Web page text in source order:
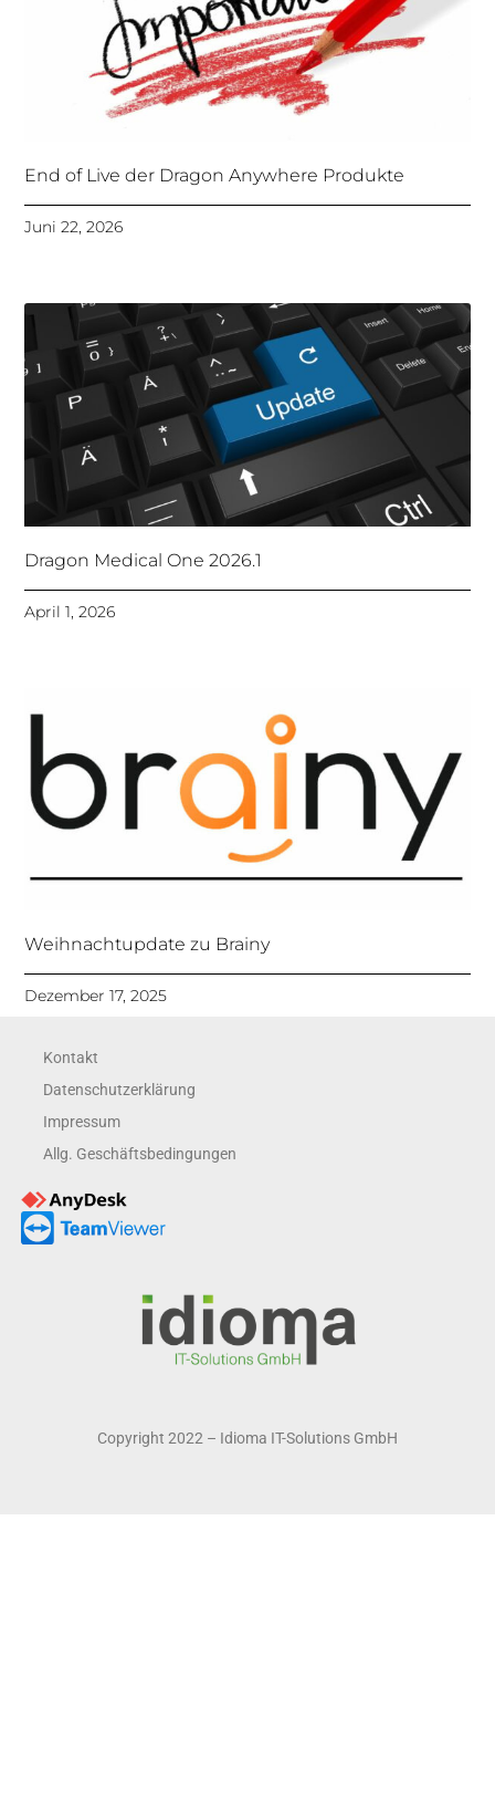
End of Live der Dragon Anywhere Produkte
Juni 22, 2026
Dragon Medical One 2026.1
April 1, 2026
Weihnachtupdate zu Brainy
Dezember 17, 2025
Kontakt
Datenschutzerklärung
Impressum
Allg. Geschäftsbedingungen
Copyright 2022 – Idioma IT-Solutions GmbH